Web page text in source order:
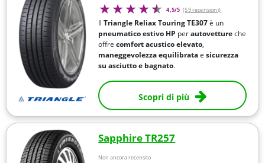
4,5/5 (59 recensioni)
IlTriangle Reliax Touring TE307è un
pneumatico estivo HP perautovettureche
offrecomfort acustico elevato,
maneggevolezza equilibrataesicurezza
su asciutto e bagnato.
Scopri di più
Sapphire TR257
Non ancora recensito